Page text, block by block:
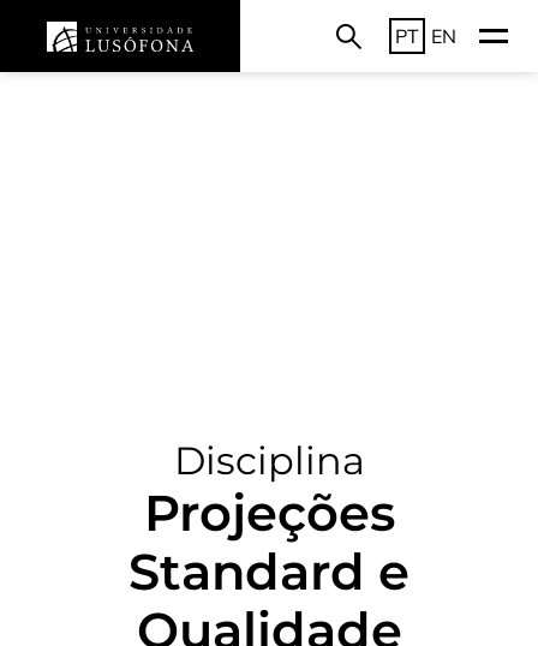
PT EN
Disciplina
Projeções
Standard e
Qualidade